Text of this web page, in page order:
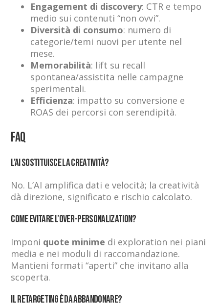
Engagement di discovery: CTR e tempo
medio sui contenuti “non ovvi”.
Diversità di consumo: numero di
categorie/temi nuovi per utente nel
mese.
Memorabilità: lift su recall
spontanea/assistita nelle campagne
sperimentali.
Efficienza: impatto su conversione e
ROAS dei percorsi con serendipità.
FAQ
L’AI sostituisce la creatività?
No. L’AI amplifica dati e velocità; la creatività
dà direzione, significato e rischio calcolato.
Come evitare l’over-personalization?
Imponi quote minime di exploration nei piani
media e nei moduli di raccomandazione.
Mantieni formati “aperti” che invitano alla
scoperta.
Il retargeting è da abbandonare?